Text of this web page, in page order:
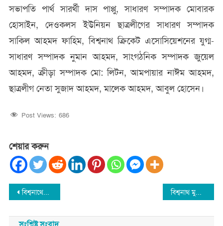
সভাপতি পার্থ সারর্থী দাস পাপ্পু, সাধারণ সম্পাদক মোবারক
হোসাইন, দেওকলস ইউনিয়ন ছাত্রলীগের সাধারণ সম্পাদক
সাকিল আহমদ ফাহিম, বিশ্বনাথ ক্রিকেট এসোসিয়েশনের যুগ্ম-
সাধারণ সম্পাদক নুমান আহমদ, সাংগঠনিক সম্পাদক জুয়েল
আহমদ, ক্রীড়া সম্পাদক মো: লিটন, আমপায়ার নাঈম আহমদ,
ছাত্রলীগ নেতা সুজাদ আহমদ, মালেক আহমদ, আবুল হোসেন।
Post Views: 686
শেয়ার করুন
Post
navigation
বিশ্বনাথের মানুষের হাঁসি-কান্নার স্মৃতি বিজড়িত ১০ ডিসেম্বর বিশ্বনাথ মুক্ত দিবস পালিত